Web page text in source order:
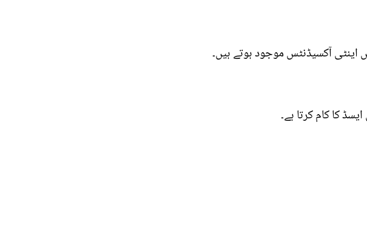
اینٹی آکسیڈنٹس موجود ہوتے ہیں۔
کا کام کرتا ہے۔